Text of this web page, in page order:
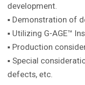
development.
▪ Demonstration of
▪ Utilizing G-AGE™
▪ Production
▪ Special
defects, etc.